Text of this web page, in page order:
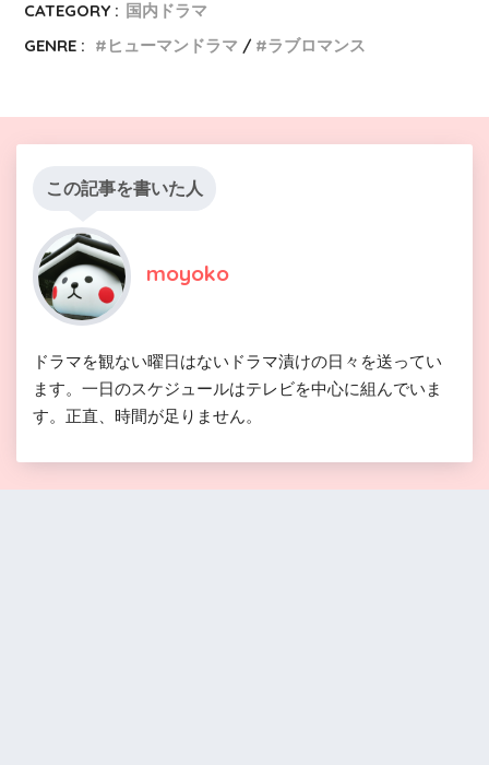
CATEGORY : 国内ドラマ
GENRE :
ヒューマンドラマ ラブロマンス
この記事を書いた人
moyoko
ドラマを観ない曜日はないドラマ漬けの日々を送ってい
ます。一日のスケジュールはテレビを中心に組んでいま
す。正直、時間が足りません。